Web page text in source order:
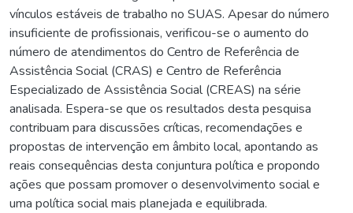
vínculos estáveis de trabalho no SUAS. Apesar do número
insuficiente de profissionais, verificou-se o aumento do
número de atendimentos do Centro de Referência de
Assistência Social (CRAS) e Centro de Referência
Especializado de Assistência Social (CREAS) na série
analisada. Espera-se que os resultados desta pesquisa
contribuam para discussões críticas, recomendações e
propostas de intervenção em âmbito local, apontando as
reais consequências desta conjuntura política e propondo
ações que possam promover o desenvolvimento social e
uma política social mais planejada e equilibrada.